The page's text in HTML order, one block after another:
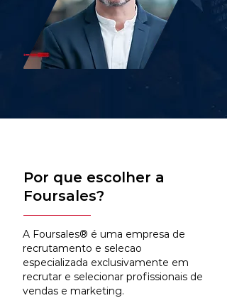
Por que escolher a
Foursales?
A Foursales® é uma empresa de
recrutamento e selecao
especializada exclusivamente em
recrutar e selecionar profissionais de
vendas e marketing.